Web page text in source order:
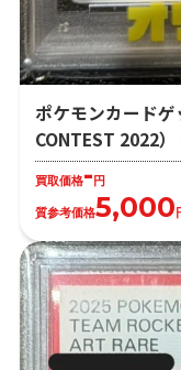
ポケモンカード
CONTEST 2022
買取価格-円
質参考価格5,000